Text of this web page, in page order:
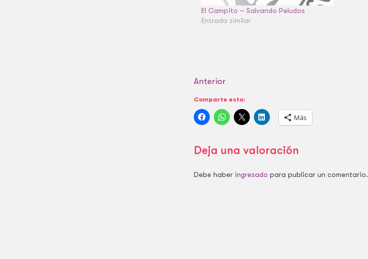
El Campito – Salvando Peludos
Entrada similar
Anterior
Comparte esto:
Más
Deja una valoración
Debe haber ingresado para publicar un comentario.